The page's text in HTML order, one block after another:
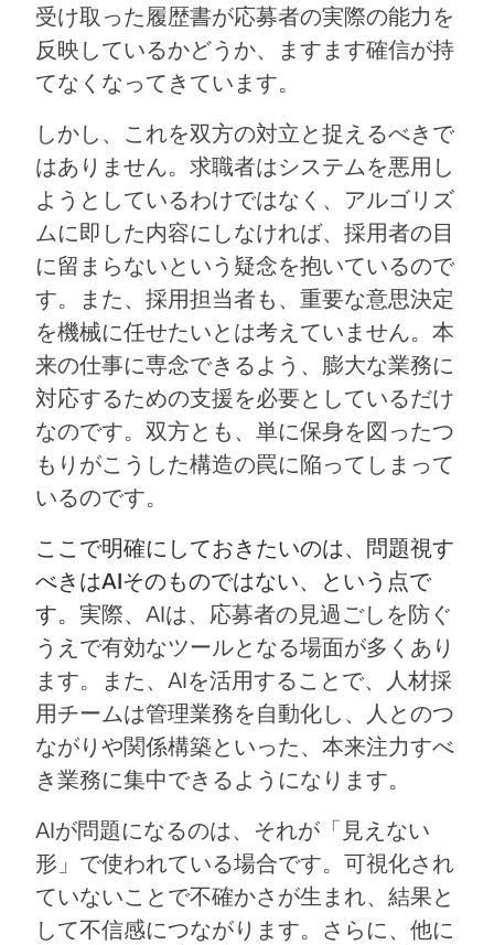
受け取った履歴書が応募者の実際の能力を
反映しているかどうか、ますます確信が持
てなくなってきています。
しかし、これを双方の対立と捉えるべきで
はありません。求職者はシステムを悪用し
ようとしているわけではなく、アルゴリズ
ムに即した内容にしなければ、採用者の目
に留まらないという疑念を抱いているので
す。また、採用担当者も、重要な意思決定
を機械に任せたいとは考えていません。本
来の仕事に専念できるよう、膨大な業務に
対応するための支援を必要としているだけ
なのです。双方とも、単に保身を図ったつ
もりがこうした構造の罠に陥ってしまって
いるのです。
ここで明確にしておきたいのは、問題視す
べきはAIそのものではない、という点で
す。 実際、AIは、応募者の見過ごしを防ぐ
うえで有効なツールとなる場面が多くあり
ます。また、AIを活用することで、人材採
用チームは管理業務を自動化し、人とのつ
ながりや関係構築といった、本来注力すべ
き業務に集中できるようになります。
AIが問題になるのは、それが「見えない
形」で使われている場合です。可視化され
ていないことで不確かさが生まれ、結果と
して不信感につながります。さらに、他に